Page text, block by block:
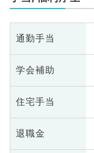
通勤手当
学会補助
住宅手当
退職金